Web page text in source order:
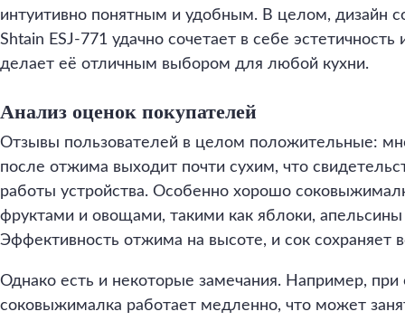
интуитивно понятным и удобным. В целом, дизайн
Shtain ESJ-771 удачно сочетает в себе
делает её отличным выбором для любой кухни.
Анализ оценок покупателей
Отзывы пользователей в целом положительные:
после отжима выходит почти сухим, что
работы устройства. Особенно хорошо
фруктами и овощами, такими как яблоки,
Эффективность отжима на высоте, и сок сохраняет
Однако есть и некоторые замечания. Например,
соковыжималка работает медленно, что может